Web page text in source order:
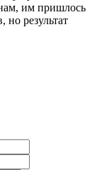
им пришлось
результат